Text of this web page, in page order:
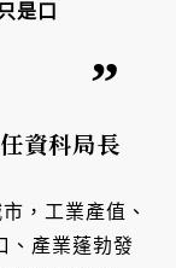
是口
資科局長
，工業產值、
、產業蓬勃發